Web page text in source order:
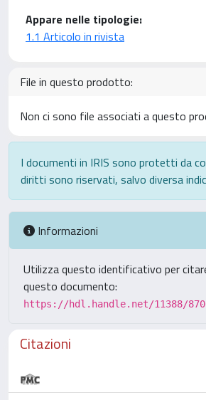
Appare nelle tipologie:
1.1 Articolo in rivista
File in questo prodotto:
Non ci sono file associati a questo
I documenti in IRIS sono protetti da
diritti sono riservati, salvo diversa
Informazioni
Utilizza questo identificativo per
questo documento:
https://hdl.handle.net/11388/
Citazioni